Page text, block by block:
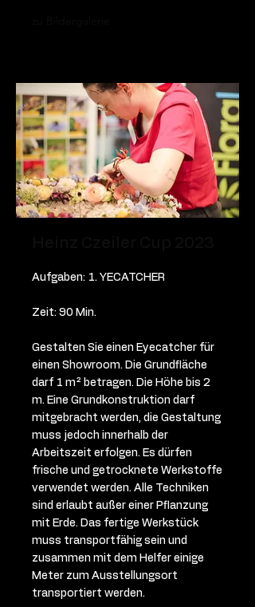
Aufgaben: 1. YECATCHER
Zeit: 90 Min.
Gestalten Sie einen Eyecatcher für
einen Showroom. Die Grundfläche
darf 1 m² betragen. Die Höhe bis 2
m. Eine Grundkonstruktion darf
mitgebracht werden, die Gestaltung
muss jedoch innerhalb der
Arbeitszeit erfolgen. Es dürfen
frische und getrocknete Werkstoffe
verwendet werden. Alle Techniken
sind erlaubt außer einer Pflanzung
mit Erde. Das fertige Werkstück
muss transportfähig sein und
zusammen mit dem Helfer einige
Meter zum Ausstellungsort
transportiert werden.